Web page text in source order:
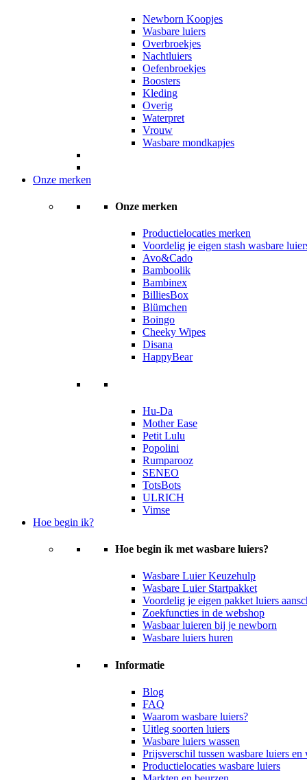
Newborn Koopjes
Wasbare luiers
Overbroekjes
Nachtluiers
Oefenbroekjes
Boosters
Kleding
Overig
Waterpret
Vrouw
Wasbare mondkapjes
Onze merken
Onze merken
Productielocaties merken
Voordelig je eigen stash wasbare
Avo&Cado
Bamboolik
Bambinex
BilliesBox
Blümchen
Boingo
Cheeky Wipes
Disana
HappyBear
Hu-Da
Mother Ease
Petit Lulu
Popolini
Rumparooz
SENEO
TotsBots
ULRICH
Vimse
Hoe begin ik?
Hoe begin ik met wasbare luiers?
Wasbare Luier Keuzehulp
Wasbare Luier Startpakket
Voordelig je eigen pakket luiers
Zoekfuncties in de webshop
Wasbaar luieren bij je newborn
Wasbare luiers huren
Informatie
Blog
FAQ
Waarom wasbare luiers?
Uitleg soorten luiers
Wasbare luiers wassen
Prijsverschil tussen wasbare luiers
Productielocaties wasbare luiers